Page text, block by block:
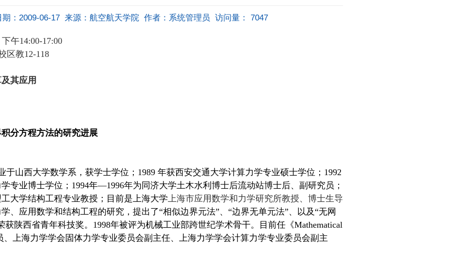
期：2009-06-17 来源：航空航天学院 作者：系统管理员 访问量： 7047
下午14:00-17:00
区教12-118
其应用
分方程方法的研究进展
于山西大学数学系，获学士学位；1989 年获西安交通大学计算力学专业硕士学位；1992
专业博士学位；1994年—1996年为同济大学土木水利 博士后流动站博士后、副研究员；
大学结构工程专业教授；目前是上海大学上海市应用数学和力学研究所教授、博士生导
、应用数学和结构工程的研究，提出了“相似边界元法”、 “边界无单元法”、以及“无网
获陕西省青年科技奖。 1998年被评为机械工业部跨世纪学术骨干。目前任《Mathematical
、上海力学学会固体力学专业委员会副主任、上海力学学会计算力学专业委员会副主